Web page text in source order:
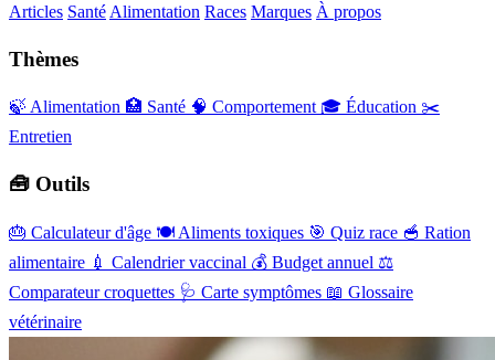
Articles Santé Alimentation Races Marques À propos
Thèmes
🍃 Alimentation 🏥 Santé 🧠 Comportement 🎓 Éducation ✂️
Entretien
🧰 Outils
🎂 Calculateur d'âge 🍽️ Aliments toxiques 🎯 Quiz race 🥣 Ration
alimentaire 💉 Calendrier vaccinal 💰 Budget annuel ⚖️
Comparateur croquettes 🩺 Carte symptômes 📖 Glossaire
vétérinaire